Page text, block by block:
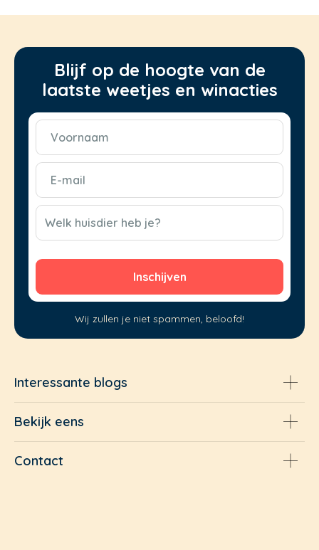
Blijf op de hoogte van de
laatste weetjes en winacties
Voornaam
(Vereist)
E-
mail
(Vereist)
CAPTCHA
Welk huisdier heb je?
Wij zullen je niet spammen, beloofd!
Interessante blogs
Bekijk eens
Contact